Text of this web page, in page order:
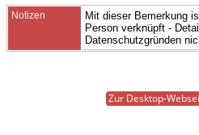
Notizen
Mit dieser Bemerkung
Person verknüpft -
Datenschutzgründen
Zur Desktop-